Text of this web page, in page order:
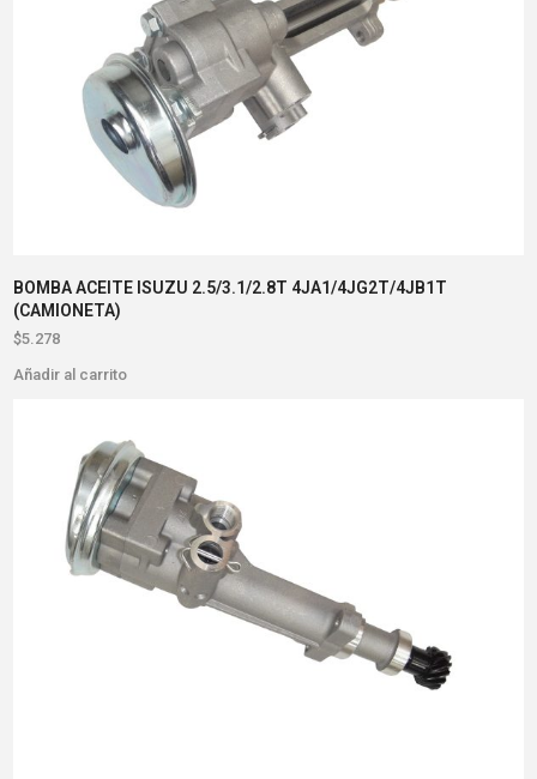
BOMBA ACEITE ISUZU 2.5/3.1/2.8T 4JA1/4JG2T/4JB1T
(CAMIONETA)
$5.278
Añadir al carrito